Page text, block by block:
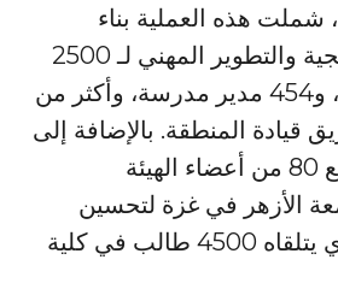
شملت هذه العملية بناء
القدرات الاستراتيجية والتطوير المهني لـ 2500
معلم أثناء الخدمة، و454 مدير مدرسة، وأكثر من
قيادة المنطقة. بالإضافة إلى
ذلك، عمل LTD مع 80 من أعضاء الهيئة
الأزهر في غزة لتحسين
جودة التدريب الذي يتلقاه 4500 طالب في كلية